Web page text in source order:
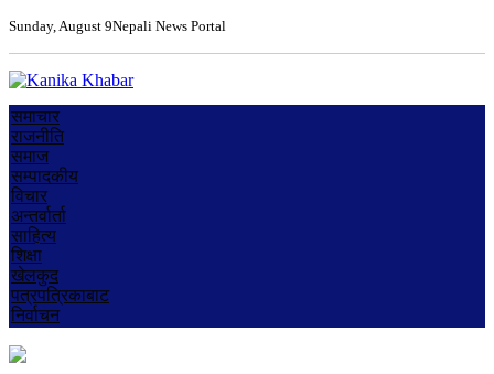
Sunday, August 9Nepali News Portal
समाचार
राजनीति
समाज
सम्पादकीय
विचार
अन्तर्वार्ता
साहित्य
शिक्षा
खेलकुद
पत्रपत्रिकाबाट
निर्वाचन